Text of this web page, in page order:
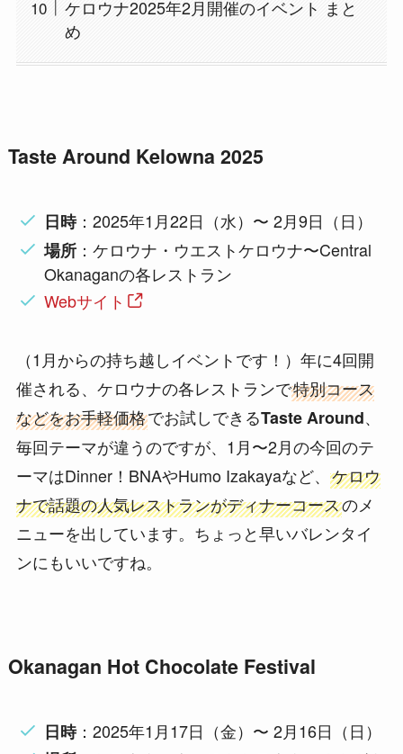
ケロウナ2025年2月開催のイベント まと
め
Taste Around Kelowna 2025
日時：2025年1月22日（水）〜 2月9日（日）
場所 ：ケロウナ・ウエストケロウナ〜Central
Okanaganの各レストラン
Webサイト
（1月からの持ち越しイベントです！）年に4回開
催される、ケロウナの各レストランで特別コース
などをお手軽価格でお試しできるTaste Around、
毎回テーマが違うのですが、1月〜2月の今回のテ
ーマはDinner！BNAやHumo Izakayaなど、 ケロウ
ナで話題の人気レストランがディナーコースのメ
ニューを出しています。ちょっと早いバレンタイ
ンにもいいですね。
Okanagan Hot Chocolate Festival
日時：2025年1月17日（金）〜 2月16日（日）